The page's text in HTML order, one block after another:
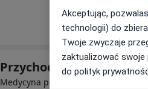
Przychodnia Lekarska
Medycyna pracy, Interna, Pediatria
Akceptując,
technologii) do
Twoje zwyczaje
zaktualizować swoje
do polityk